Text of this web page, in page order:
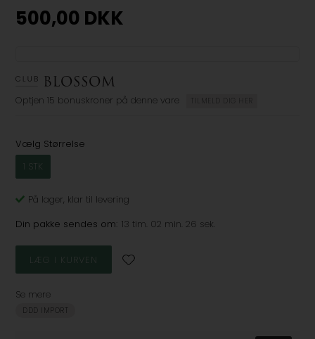
500,00 DKK
Optjen 15 bonuskroner på denne vare TILMELD DIG HER
Vælg Størrelse
1 STK
På lager, klar til levering
Din pakke sendes om: 13 tim. 02 min. 25 sek.
Se mere
DDD IMPORT